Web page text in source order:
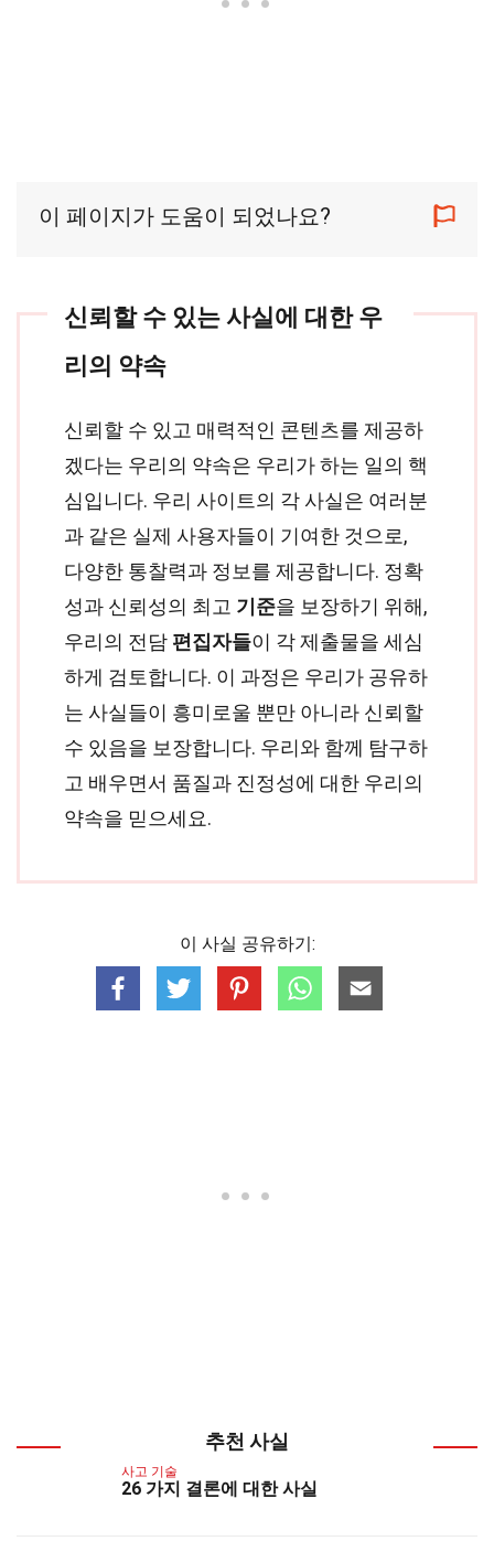
이 페이지가 도움이 되었나요?
신뢰할 수 있는 사실에 대한 우
리의 약속
신뢰할 수 있고 매력적인 콘텐츠를 제공하
겠다는 우리의 약속은 우리가 하는 일의 핵
심입니다. 우리 사이트의 각 사실은 여러분
과 같은 실제 사용자들이 기여한 것으로,
다양한 통찰력과 정보를 제공합니다. 정확
성과 신뢰성의 최고 기준을 보장하기 위해,
우리의 전담 편집자들이 각 제출물을 세심
하게 검토합니다. 이 과정은 우리가 공유하
는 사실들이 흥미로울 뿐만 아니라 신뢰할
수 있음을 보장합니다. 우리와 함께 탐구하
고 배우면서 품질과 진정성에 대한 우리의
약속을 믿으세요.
이 사실 공유하기:
추천 사실
사고 기술
26 가지 결론에 대한 사실